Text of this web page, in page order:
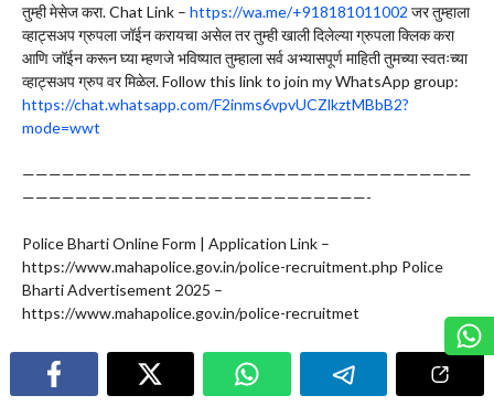
तुम्ही मेसेज करा. Chat Link – https://wa.me/+918181011002 जर तुम्हाला
व्हाट्सअप ग्रुपला जॉईन करायचा असेल तर तुम्ही खाली दिलेल्या ग्रुपला क्लिक करा
आणि जॉईन करून घ्या म्हणजे भविष्यात तुम्हाला सर्व अभ्यासपूर्ण माहिती तुमच्या स्वतःच्या
व्हाट्सअप ग्रुप वर मिळेल. Follow this link to join my WhatsApp group:
https://chat.whatsapp.com/F2inms6vpvUCZlkztMBbB2?
mode=wwt
——————————————————————————————————
——————————————————————————-
Police Bharti Online Form | Application Link –
https://www.mahapolice.gov.in/police-recruitment.php Police
Bharti Advertisement 2025 –
https://www.mahapolice.gov.in/police-recruitmet